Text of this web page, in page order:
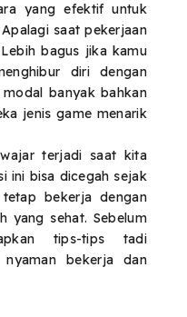
yang efektif untuk
saat pekerjaan
bagus jika kamu
diri dengan
banyak bahkan
jenis game menarik
terjadi saat kita
ini bisa dicegah sejak
bekerja dengan
yang sehat. Sebelum
tips-tips tadi
bekerja dan